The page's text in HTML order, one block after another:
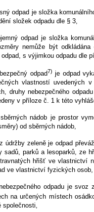
odpad je složka
složek odpadu dle § 3,
odpad je složka
nemůže být
s výjimkou odpadu dle
odpad7) je odpad
vlastností uvedených
druhy nebezpečného
v příloze č. 1 k této
nádob je prostor
od sběrných nádob,
údržby zeleně je odpad
sadů, parků a lesoparků, ze
hřišť ve vlastnictví
ve vlastnictví fyzických osob,
odpadu je svoz
na určených místech
společnosti,